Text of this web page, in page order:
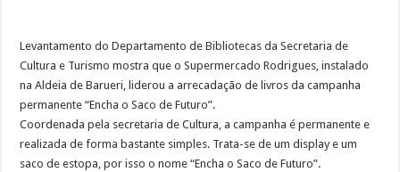
Levantamento do Departamento de Bibliotecas da Secretaria de
Cultura e Turismo mostra que o Supermercado Rodrigues, instalado
na Aldeia de Barueri, liderou a arrecadação de livros da campanha
permanente “Encha o Saco de Futuro”.
Coordenada pela secretaria de Cultura, a campanha é permanente e
realizada de forma bastante simples. Trata-se de um display e um
saco de estopa, por isso o nome “Encha o Saco de Futuro”.